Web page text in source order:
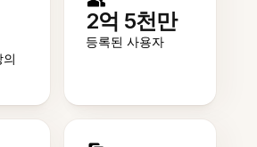
2억 5천만
등록된 사용자